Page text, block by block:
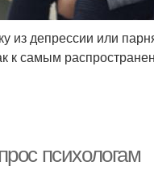
из депрессии или
к самым
психологам